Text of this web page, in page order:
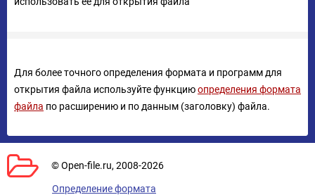
Для более точного определения формата и программ для
открытия файла используйте функциюопределения формата
файла по расширению и по данным (заголовку) файла.
© Open-file.ru, 2008-2026
Определение формата